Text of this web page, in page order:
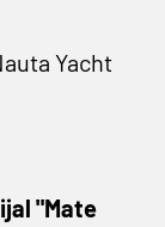
Yacht
"Mate